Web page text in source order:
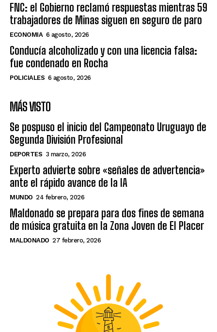
FNC: el Gobierno reclamó respuestas mientras 59
trabajadores de Minas siguen en seguro de paro
ECONOMIA 6 agosto, 2026
Conducía alcoholizado y con una licencia falsa:
fue condenado en Rocha
POLICIALES 6 agosto, 2026
MÁS VISTO
Se pospuso el inicio del Campeonato Uruguayo de
Segunda División Profesional
DEPORTES 3 marzo, 2026
Experto advierte sobre «señales de advertencia»
ante el rápido avance de la IA
MUNDO 24 febrero, 2026
Maldonado se prepara para dos fines de semana
de música gratuita en la Zona Joven de El Placer
MALDONADO 27 febrero, 2026